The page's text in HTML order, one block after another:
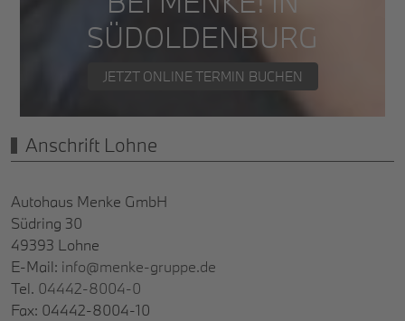
SÜDOLDENBURG
JETZT ONLINE TERMIN BUCHEN
Anschrift Lohne
Autohaus Menke GmbH
Südring 30
49393 Lohne
E-Mail: info@menke-gruppe.de
Tel. 04442-8004-0
Fax: 04442-8004-10